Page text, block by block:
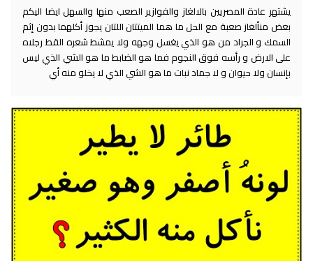
يشتهر عادة المصريين بالالغاز والفوازير الصعب منها والسهل ايضا اليكم
بعض منألغاز صعبة مع الحل ما هما الميتتان اللتان يجوز أكلهما بدون إثم
السمك و الجراد من هو الذي يغسل وجهه ولا يمشط شعره القط رجلاه
على الارض و رأسه فوق النجوم فما هو الضابط ما هو الشي الذي ليس
بإنسان ولا حيوان و لا جماد نبات ما هو الشي الذي لا يخلو منه أي